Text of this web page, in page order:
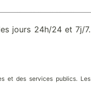
jours 24h/24 et 7j/7.
et des services publics. Les